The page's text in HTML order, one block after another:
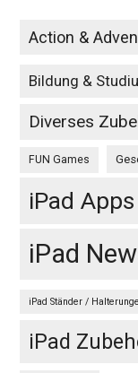
Action &
Bildung &
Diverses
FUN Games
iPad Apps
iPad
iPad Ständer /
iPad